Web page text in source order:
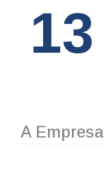
13
A Empresa